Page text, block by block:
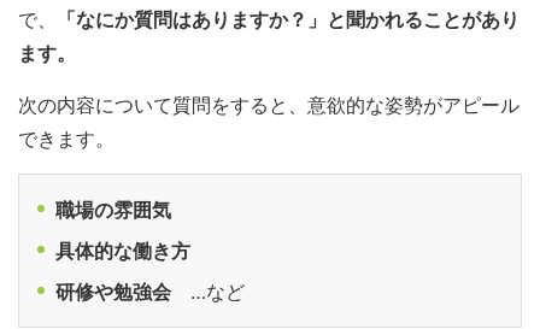
で、
「なにか質問はありますか？」と聞かれることがあり
ます。
次の内容について質問をすると、意欲的な姿勢がアピール
できます。
職場の雰囲気
具体的な働き方
研修や勉強会 …など